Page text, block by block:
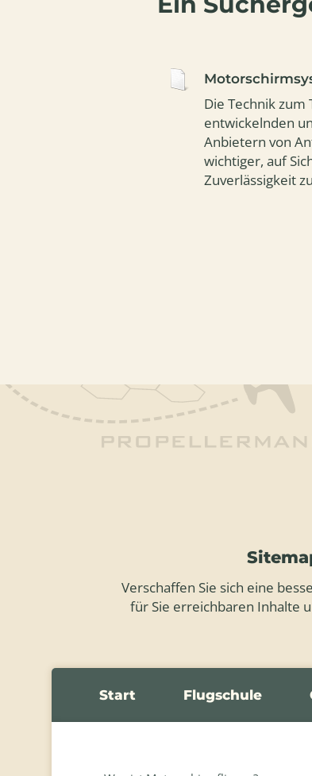
Die Technik zum
entwickelnden
Anbietern von
wichtiger, auf
Zuverlässigkeit
Verschaffen Sie sich eine
für Sie erreichbaren Inhalte
Start Flugschule